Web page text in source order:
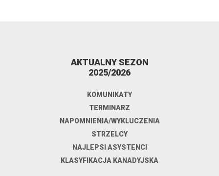
AKTUALNY SEZON
2025/2026
KOMUNIKATY
TERMINARZ
NAPOMNIENIA/WYKLUCZENIA
STRZELCY
NAJLEPSI ASYSTENCI
KLASYFIKACJA KANADYJSKA